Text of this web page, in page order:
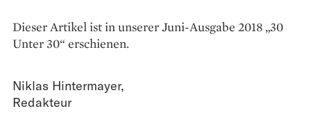
Dieser Artikel ist in unserer Juni-Ausgabe 2018 „30
Unter 30“ erschienen.
Niklas Hintermayer,
Redakteur